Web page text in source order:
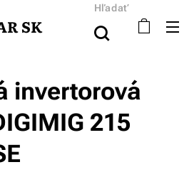
SK
Hľadať
invertorová
215